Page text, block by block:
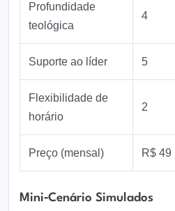
Profundidade
teológica
4
Suporte ao líder 5
Flexibilidade de
horário
2
Preço (mensal) R$ 49
Mini‑cenário Simulados